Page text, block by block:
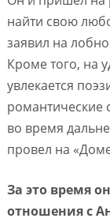
найти свою
заявил на
Кроме того, на
увлекается
романтические
во время
провел на
За это время
отношения с